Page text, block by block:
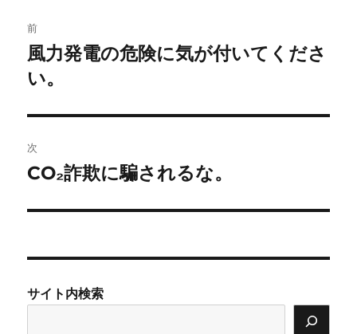
稿
ナ
ビ
ゲ
ー
シ
前
前
の
稿:
風力発電の危険に気が付いてくださ
い。
次
次
投
CO₂詐欺に騙されるな。
サイト内検索